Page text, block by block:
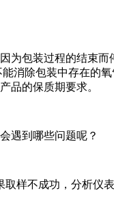
包装过程的结束而
消除包装中存在的
品的保质期要求。
遇到哪些问题呢？
不成功，分析仪表